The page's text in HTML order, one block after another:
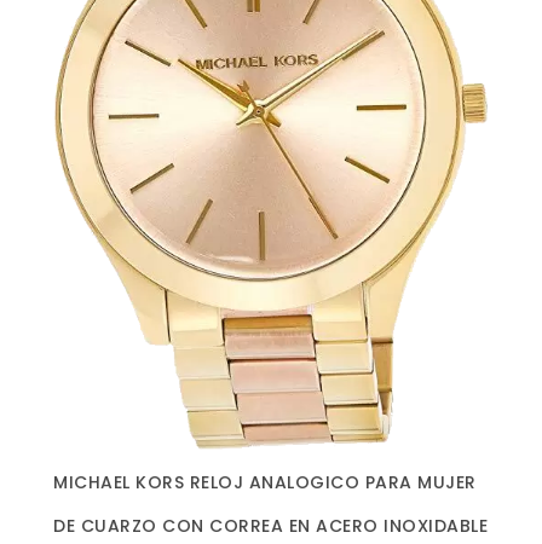
Más información »
MICHAEL KORS RELOJ ANALOGICO PARA MUJER
DE CUARZO CON CORREA EN ACERO INOXIDABLE